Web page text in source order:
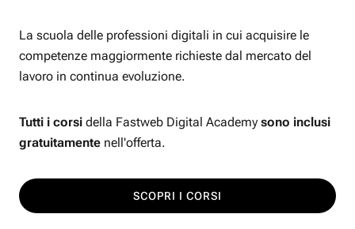
La scuola delle professioni digitali in cui acquisire le
competenze maggiormente richieste dal mercato del
lavoro in continua evoluzione.
Tutti i corsi della Fastweb Digital Academy sono inclusi
gratuitamente nell'offerta.
SCOPRI I CORSI